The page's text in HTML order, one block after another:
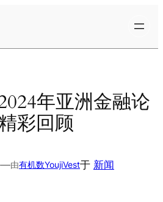
年亚洲金融论
彩回顾
—由有机数YoujiVest于 新闻